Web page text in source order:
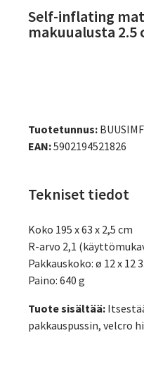
Self-inflating
makuualusta 2.5
Tuotetunnus:
EAN:5902194521826
Tekniset tiedot
Koko 195 x 63 x 2,5 cm
R-arvo 2,1
Pakkauskoko: ø 12 x 12
Paino: 640 g
Tuote sisältää:
pakkauspussin, velcro